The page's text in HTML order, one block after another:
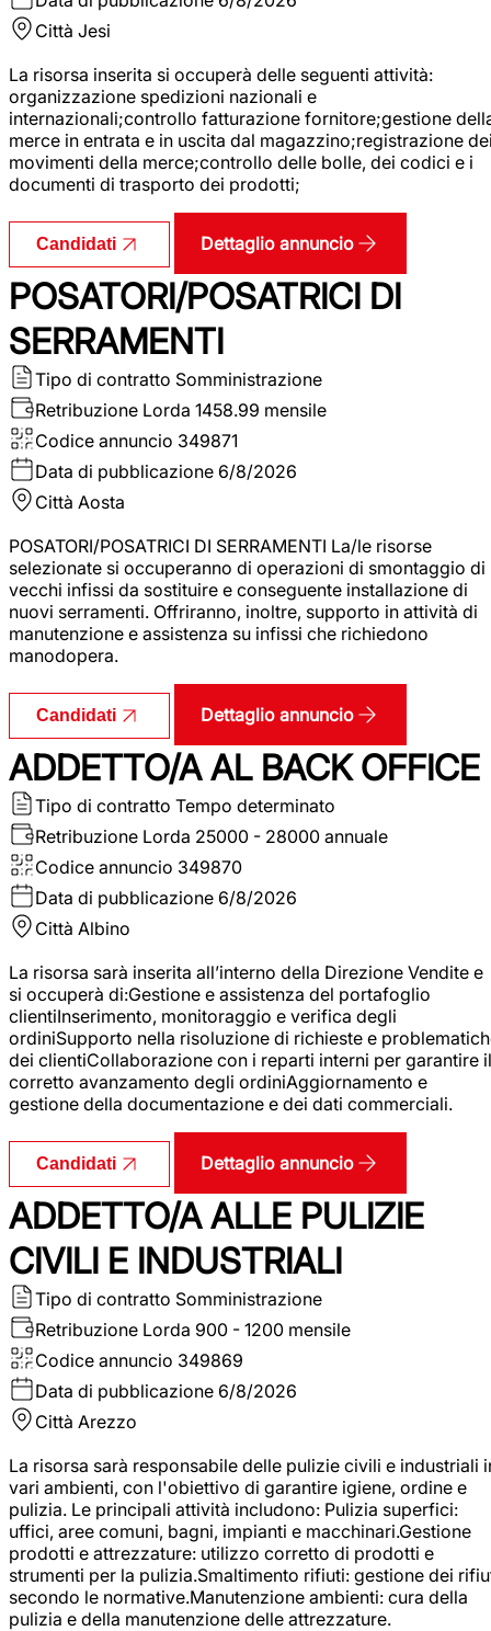
Città Jesi
La risorsa inserita si occuperà delle seguenti attività:
organizzazione spedizioni nazionali e
internazionali;controllo fatturazione fornitore;gestione
merce in entrata e in uscita dal magazzino;registrazione
movimenti della merce;controllo delle bolle, dei codici e i
documenti di trasporto dei prodotti;
Candidati Dettaglio annuncio
POSATORI/POSATRICI DI
SERRAMENTI
Tipo di contratto Somministrazione
Retribuzione Lorda 1458.99 mensile
Codice annuncio 349871
Data di pubblicazione 6/8/2026
Città Aosta
POSATORI/POSATRICI DI SERRAMENTI La/le risorse
selezionate si occuperanno di operazioni di smontaggio di
vecchi infissi da sostituire e conseguente installazione di
nuovi serramenti. Offriranno, inoltre, supporto in attività di
manutenzione e assistenza su infissi che richiedono
manodopera.
Candidati Dettaglio annuncio
ADDETTO/A AL BACK OFFICE
Tipo di contratto Tempo determinato
Retribuzione Lorda 25000 - 28000 annuale
Codice annuncio 349870
Data di pubblicazione 6/8/2026
Città Albino
La risorsa sarà inserita all’interno della Direzione Vendite e
si occuperà di:Gestione e assistenza del portafoglio
clientiInserimento, monitoraggio e verifica degli
ordiniSupporto nella risoluzione di richieste e
dei clientiCollaborazione con i reparti interni per garantire il
corretto avanzamento degli ordiniAggiornamento e
gestione della documentazione e dei dati commerciali.
Candidati Dettaglio annuncio
ADDETTO/A ALLE PULIZIE
CIVILI E INDUSTRIALI
Tipo di contratto Somministrazione
Retribuzione Lorda 900 - 1200 mensile
Codice annuncio 349869
Data di pubblicazione 6/8/2026
Città Arezzo
La risorsa sarà responsabile delle pulizie civili e industriali
vari ambienti, con l'obiettivo di garantire igiene, ordine e
pulizia. Le principali attività includono: Pulizia superfici:
uffici, aree comuni, bagni, impianti e macchinari.Gestione
prodotti e attrezzature: utilizzo corretto di prodotti e
strumenti per la pulizia.Smaltimento rifiuti: gestione dei
secondo le normative.Manutenzione ambienti: cura della
pulizia e della manutenzione delle attrezzature.